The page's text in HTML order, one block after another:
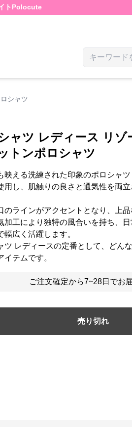
ト Polocute
シャツ
ャツ レディース リゾ
トンポロシャツ
映える洗練された印象のポロシャ
用し、肌触りの良さと通気性を両
のラインがアクセントとなり、上
加工により独特の風合いを持ち、
幅広く活躍します。
ツ レディースの定番として、どん
イテムです。
ご注文確定から7~28日でお
売り切れ